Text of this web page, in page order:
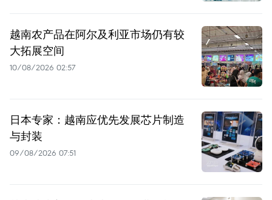
越南农产品在阿尔及利亚市场仍有较
大拓展空间
10/08/2026 02:57
日本专家：越南应优先发展芯片制造
与封装
09/08/2026 07:51